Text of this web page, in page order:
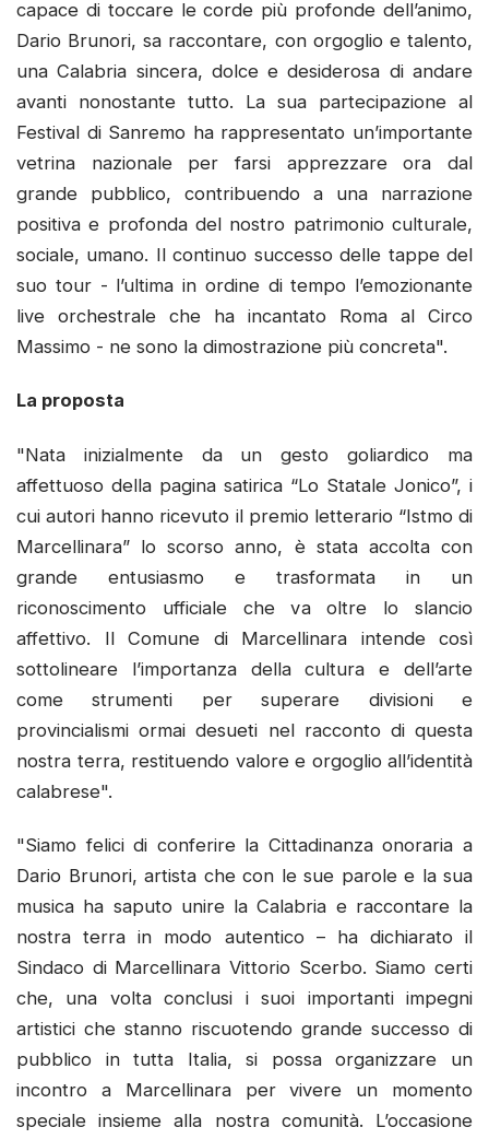
capace di toccare le corde più profonde dell’animo,
Dario Brunori, sa raccontare, con orgoglio e talento,
una Calabria sincera, dolce e desiderosa di andare
avanti nonostante tutto. La sua partecipazione al
Festival di Sanremo ha rappresentato un’importante
vetrina nazionale per farsi apprezzare ora dal
grande pubblico, contribuendo a una narrazione
positiva e profonda del nostro patrimonio culturale,
sociale, umano. Il continuo successo delle tappe del
suo tour - l’ultima in ordine di tempo l’emozionante
live orchestrale che ha incantato Roma al Circo
Massimo - ne sono la dimostrazione più concreta".
La proposta
"Nata inizialmente da un gesto goliardico ma
affettuoso della pagina satirica “Lo Statale Jonico”, i
cui autori hanno ricevuto il premio letterario “Istmo di
Marcellinara” lo scorso anno, è stata accolta con
grande entusiasmo e trasformata in un
riconoscimento ufficiale che va oltre lo slancio
affettivo. Il Comune di Marcellinara intende così
sottolineare l’importanza della cultura e dell’arte
come strumenti per superare divisioni e
provincialismi ormai desueti nel racconto di questa
nostra terra, restituendo valore e orgoglio all’identità
calabrese".
"Siamo felici di conferire la Cittadinanza onoraria a
Dario Brunori, artista che con le sue parole e la sua
musica ha saputo unire la Calabria e raccontare la
nostra terra in modo autentico – ha dichiarato il
Sindaco di Marcellinara Vittorio Scerbo. Siamo certi
che, una volta conclusi i suoi importanti impegni
artistici che stanno riscuotendo grande successo di
pubblico in tutta Italia, si possa organizzare un
incontro a Marcellinara per vivere un momento
speciale insieme alla nostra comunità. L’occasione